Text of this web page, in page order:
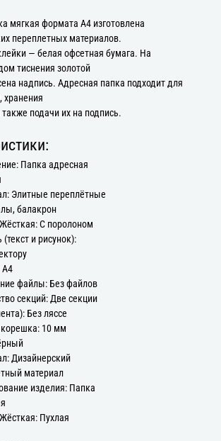
мягкая формата А4 изготовлена
переплетных материалов.
— белая офсетная бумага. На
тиснения золотой
надпись. Адресная папка подходит для
хранения
подачи их на подпись.
Папка адресная
Элитные переплётные
балакрон
С поролоном
и рисунок):
А4
файлы: Без файлов
секций: Две секции
Без ляссе
10 мм
Дизайнерский
материал
изделия: Папка
Пухлая